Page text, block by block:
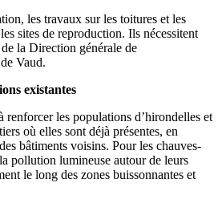
les travaux sur les toitures et les
sites de reproduction. Ils nécessitent
la Direction générale de
Vaud.
existantes
renforcer les populations d’hirondelles et
où elles sont déjà présentes, en
bâtiments voisins. Pour les chauves-
pollution lumineuse autour de leurs
le long des zones buissonnantes et